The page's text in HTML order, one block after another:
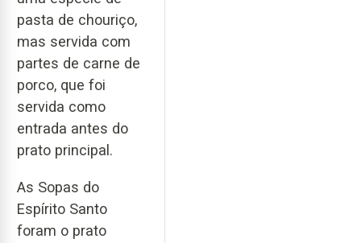
pasta de chouriço,
mas servida com
partes de carne de
porco, que foi
servida como
entrada antes do
prato principal.
As Sopas do
Espírito Santo
foram o prato